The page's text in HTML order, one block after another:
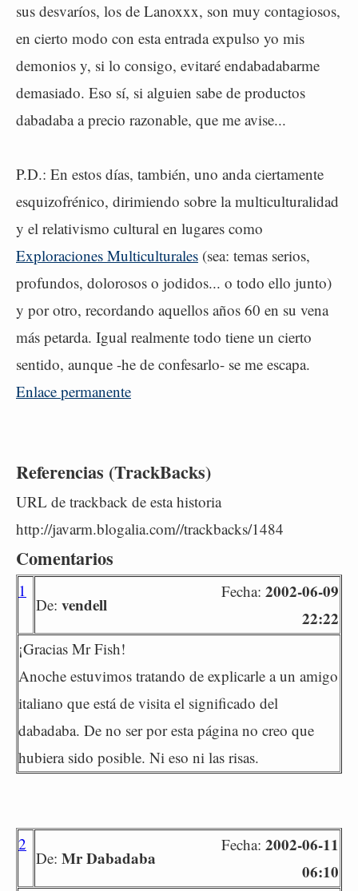
sus desvaríos, los de Lanoxxx, son muy contagiosos,
en cierto modo con esta entrada expulso yo mis
demonios y, si lo consigo, evitaré endabadabarme
demasiado. Eso sí, si alguien sabe de productos
dabadaba a precio razonable, que me avise...
P.D.: En estos días, también, uno anda ciertamente
esquizofrénico, dirimiendo sobre la multiculturalidad
y el relativismo cultural en lugares como
Exploraciones Multiculturales (sea: temas serios,
profundos, dolorosos o jodidos... o todo ello junto)
y por otro, recordando aquellos años 60 en su vena
más petarda. Igual realmente todo tiene un cierto
sentido, aunque -he de confesarlo- se me escapa.
Enlace permanente
Referencias (TrackBacks)
URL de trackback de esta historia
http://javarm.blogalia.com//trackbacks/1484
Comentarios
1
De: vendell
Fecha: 2002-06-09
22:22
¡Gracias Mr Fish!
Anoche estuvimos tratando de explicarle a un amigo
italiano que está de visita el significado del
dabadaba. De no ser por esta página no creo que
hubiera sido posible. Ni eso ni las risas.
2
De: Mr Dabadaba
Fecha: 2002-06-11
06:10